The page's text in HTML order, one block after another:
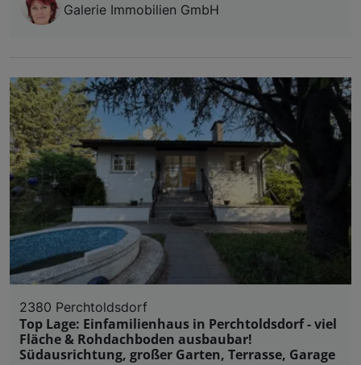
Galerie Immobilien GmbH
2380 Perchtoldsdorf
Top Lage: Einfamilienhaus in Perchtoldsdorf - viel
Fläche & Rohdachboden ausbaubar!
Südausrichtung, großer Garten, Terrasse, Garage